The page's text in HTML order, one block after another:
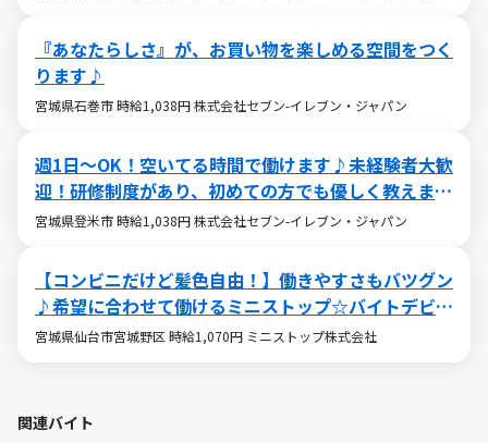
『あなたらしさ』が、お買い物を楽しめる空間をつく
ります♪
宮城県石巻市 時給1,038円 株式会社セブン-イレブン・ジャパン
週1日～OK！空いてる時間で働けます♪未経験者大歓
迎！研修制度があり、初めての方でも優しく教えます
♪
宮城県登米市 時給1,038円 株式会社セブン-イレブン・ジャパン
【コンビニだけど髪色自由！】働きやすさもバツグン
♪希望に合わせて働けるミニストップ☆バイトデビュ
ーも大歓迎です！☆
宮城県仙台市宮城野区 時給1,070円 ミニストップ株式会社
関連バイト